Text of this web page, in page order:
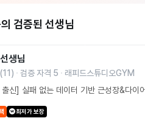
검증된 선생님
선생님
(11) 검증 자격 5
래피드스튜디오GYM
신] 실패 없는 데이터 기반 근성장&다이
최저가 보장